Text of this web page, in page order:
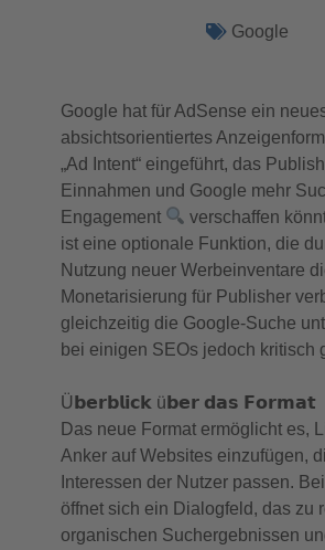
Google
Google hat für AdSense ein
absichtsorientiertes
„Ad Intent“ eingeführt, das
Einnahmen und Google mehr
Engagement
verschaffen
ist eine optionale Funktion, die
Nutzung neuer Werbeinventare
Monetarisierung für Publisher
gleichzeitig die Google-Suche
bei einigen SEOs jedoch kritisch
Ü𝗯𝗲𝗿𝗯𝗹𝗶𝗰𝗸 ü𝗯𝗲𝗿 𝗱𝗮𝘀 𝗙𝗼𝗿𝗺𝗮𝘁
Das neue Format ermöglicht es,
Anker auf Websites einzufügen,
Interessen der Nutzer passen.
öffnet sich ein Dialogfeld, das zu
organischen Suchergebnissen